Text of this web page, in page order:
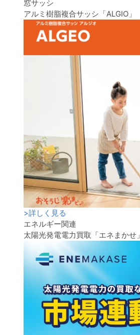
窓サッシ
アルミ樹脂複合サッシ「ALGIO」
>詳しく見る
エネルギー関連
太陽光発電電力買取「エネまかせ」